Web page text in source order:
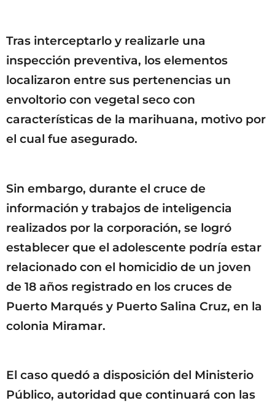
Tras interceptarlo y realizarle una
inspección preventiva, los elementos
localizaron entre sus pertenencias un
envoltorio con vegetal seco con
características de la marihuana, motivo por
el cual fue asegurado.
Sin embargo, durante el cruce de
información y trabajos de inteligencia
realizados por la corporación, se logró
establecer que el adolescente podría estar
relacionado con el homicidio de un joven
de 18 años registrado en los cruces de
Puerto Marqués y Puerto Salina Cruz, en la
colonia Miramar.
El caso quedó a disposición del Ministerio
Público, autoridad que continuará con las